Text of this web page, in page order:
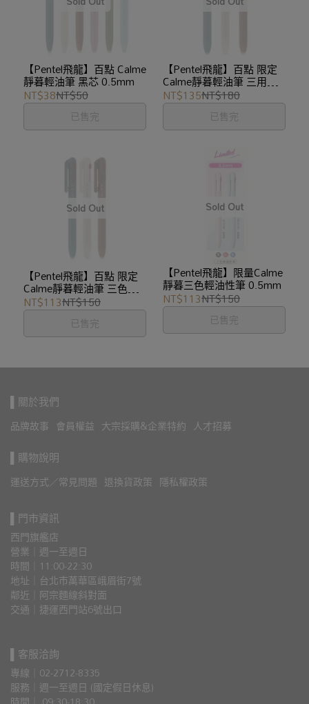
【Pentel飛龍】百點 Calme
靜暮輕油筆 黑芯 0.5mm
NT$38NT$50
已售完
【Pentel飛龍】百點 限定
Calme靜暮輕油筆 三用
.5mm
NT$135NT$180
已售完
【Pentel飛龍】百點 限定
Calme靜暮輕油筆 三色
.5mm
NT$113NT$150
已售完
【Pentel飛龍】限量Calme
靜暮三色輕油性筆 0.5mm
NT$113NT$150
已售完
▌關於我們
品牌故事 會員權益 大宗採購&企業特約 人才招募
▌購物說明
運送方式／常見問題 退換貨政策 隱私權政策
▌門市資訊
西門旗艦店
營業｜週一至週日
時間｜11:00-22:30
地址｜台北市萬華區峨眉街7號
鄰近｜阿宗麵線斜對面
交通｜捷運西門站6號出口
▌客服洽詢
專線｜02-2712-8335
服務｜週一至週日 (國定假日休息)